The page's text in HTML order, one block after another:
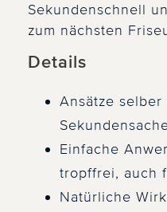
Sekundenschnell
zum nächsten
Details
Ansätze
Einfache
tropffrei, auch
Natürliche